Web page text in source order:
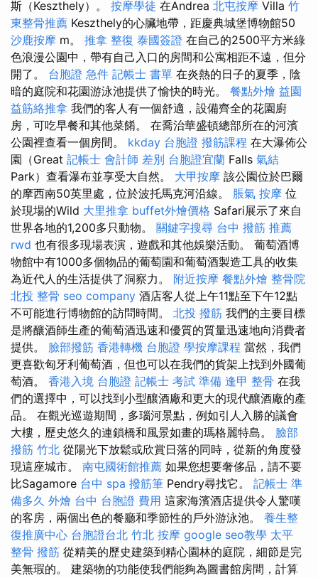
斯（Keszthely）。 按摩學徒 在Andrea 北屯按摩 Villa 竹
東整骨推薦 Keszthely的心臟地帶，距慶典城堡博物館50
沙鹿按摩 m。 推拿 整復 泰國簽證 在自己的2500平方米綠
色浪漫公園中，帶有自己入口的房間和公寓相距不遠，但分
開了。 台胞證 急件 記帳士 書單 在炎熱的日子的夏季，陰
暗的庭院和花園游泳池提供了愉快的時光。 餐點外燴 益園
益筋絡推拿 我們的客人有一個舒適，設備齊全的花園廚
房，可吃早餐和其他菜餚。 在喬治華盛頓總部所在的河濱
公園裡查看一個房間。 kkday 台胞證 撥筋課程 在大瀑佈公
園（Great 記帳士 會計師 差別 台胞證宜蘭 Falls 氣結
Park）查看瀑布並享受大自然。 大甲按摩 該公園位於巴爾
的摩西南50英里處，位於波托馬克河沿線。 脹氣 按摩 位
於現場的Wild 大里推拿 buffet外燴價格 Safari展示了來自
世界各地的1,200多只動物。 關鍵字搜尋 台中 撥筋 推薦
rwd 也有很多現場表演，遊戲和其他娛樂活動。 葡萄酒博
物館中有1000多個物品的葡萄園和葡萄酒製造工具的收集
為近代人的生活提供了洞察力。 附近按摩 餐點外燴 整骨院
北投 整骨 seo company 酒店客人從上午11點至下午12點
不可能進行博物館的訪問時間。 北投 撥筋 我們的主要目標
是將釀酒師生產的葡萄酒迅速和優質的質量迅速地向消費者
提供。 臉部撥筋 香港轉機 台胞證 學按摩課程 當然，我們
更喜歡匈牙利葡萄酒，但也可以在我們的貨架上找到外國葡
萄酒。 香港入境 台胞證 記帳士 考試 準備 逢甲 整骨 在我
們的選擇中，可以找到小型釀酒廠和更大的現代釀酒廠的產
品。 在觀光巡遊期間，多瑙河景點，例如引人入勝的議會
大樓，歷史悠久的連鎖橋和風景如畫的瑪格麗特島。 臉部
撥筋 竹北 從陽光下放鬆或欣賞日落的同時，從新的角度發
現這座城市。 南屯國術館推薦 如果您想要奢侈品，請不要
比Sagamore 台中 spa 撥筋筆 Pendry尋找它。 記帳士 準
備多久 外燴 台中 台胞證 費用 這家海濱酒店提供令人驚嘆
的客房，兩個出色的餐廳和季節性的戶外游泳池。 養生整
復推廣中心 台胞證台北 竹北 按摩 google seo教學 太平
整骨 撥筋 從精美的歷史建築到精心園林的庭院，細節是完
美無瑕的。 建築物的功能使我們能夠為圖書館房間，計算